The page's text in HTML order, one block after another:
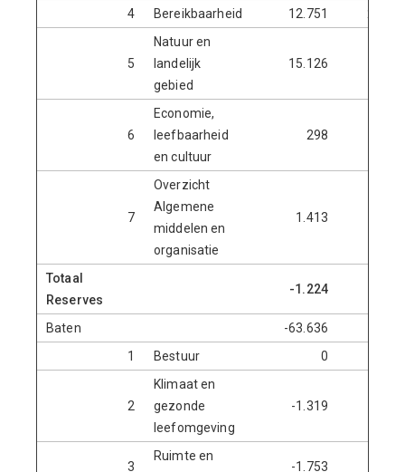
4 Bereikbaarheid 12.751
5
Natuur en
landelijk
gebied
15.126
6
Economie,
leefbaarheid
en cultuur
298
7
Overzicht
Algemene
middelen en
organisatie
1.413
Totaal
Reserves
-1.224
Baten -63.636
1
Bestuur 0
2
Klimaat en
gezonde
leefomgeving
-1.319
3
Ruimte en
-1.753